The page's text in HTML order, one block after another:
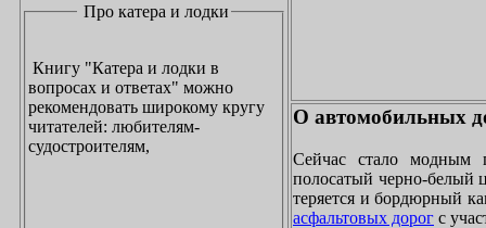
Про катера и лодки
Книгу "Катера и лодки в
вопросах и ответах" можно
рекомендовать широкому кругу
читателей: любителям-
судостроителям,
О автомобильных
Сейчас стало модным
полосатый черно-белый
теряется и бордюрный
асфальтовых дорог с